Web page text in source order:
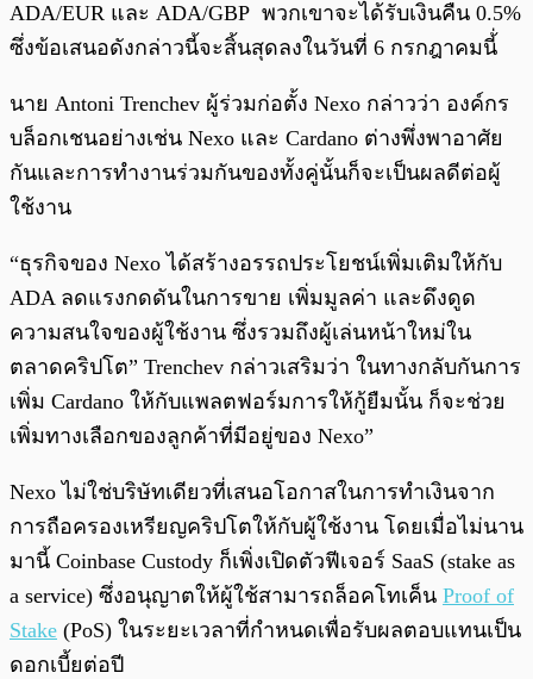
ADA/EUR และ ADA/GBP พวกเขาจะได้รับเงินคืน 0.5%
ซึ่งข้อเสนอดังกล่าวนี้จะสิ้นสุดลงในวันที่ 6 กรกฎาคมนี้่
นาย Antoni Trenchev ผู้ร่วมก่อตั้ง Nexo กล่าวว่า องค์กร
บล็อกเชนอย่างเช่น Nexo และ Cardano ต่างพึ่งพาอาศัย
กันและการทำงานร่วมกันของทั้งคู่นั้นก็จะเป็นผลดีต่อผู้
ใช้งาน
“ธุรกิจของ Nexo ได้สร้างอรรถประโยชน์เพิ่มเติมให้กับ
ADA ลดแรงกดดันในการขาย เพิ่มมูลค่า และดึงดูด
ความสนใจของผู้ใช้งาน ซึ่งรวมถึงผู้เล่นหน้าใหม่ใน
ตลาดคริปโต” Trenchev กล่าวเสริมว่า ในทางกลับกันการ
เพิ่ม Cardano ให้กับแพลตฟอร์มการให้กู้ยืมนั้น ก็จะช่วย
เพิ่มทางเลือกของลูกค้าที่มีอยู่ของ Nexo”
Nexo ไม่ใช่บริษัทเดียวที่เสนอโอกาสในการทำเงินจาก
การถือครองเหรียญคริปโตให้กับผู้ใช้งาน โดยเมื่อไม่นาน
มานี้ Coinbase Custody ก็เพิ่งเปิดตัวฟีเจอร์ SaaS (stake as
a service) ซึ่งอนุญาตให้ผู้ใช้สามารถล็อคโทเค็น Proof of
Stake (PoS) ในระยะเวลาที่กำหนดเพื่อรับผลตอบแทนเป็น
ดอกเบี้ยต่อปี